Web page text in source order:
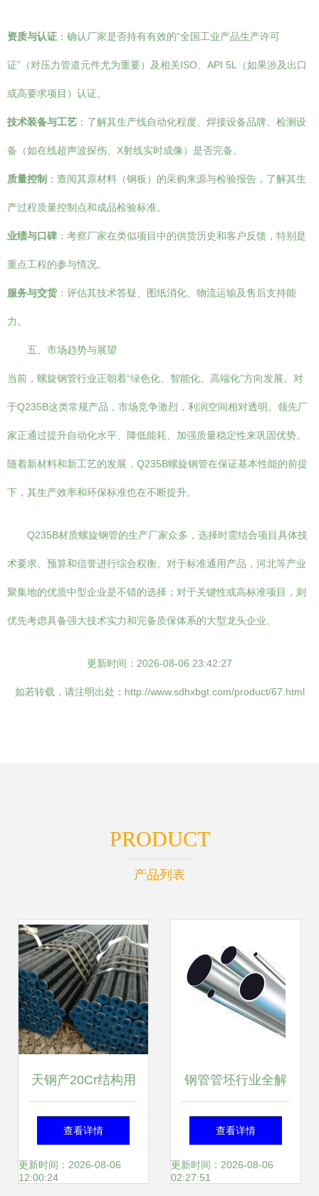
资质与认证 ：确认厂家是否持有有效的“全国工业产品生产许可
证”（对压力管道元件尤为重要）及相关ISO、API 5L（如果涉及出口
或高要求项目）认证。
技术装备与工艺 ：了解其生产线自动化程度、焊接设备品牌、检测设
备（如在线超声波探伤、X射线实时成像）是否完备。
质量控制 ：查阅其原材料（钢板）的采购来源与检验报告，了解其生
产过程质量控制点和成品检验标准。
业绩与口碑 ：考察厂家在类似项目中的供货历史和客户反馈，特别是
重点工程的参与情况。
服务与交货：评估其技术答疑、图纸消化、物流运输及售后支持能
力。
五、市场趋势与展望
当前，螺旋钢管行业正朝着“绿色化、智能化、高端化”方向发展。对
于Q235B这类常规产品，市场竞争激烈，利润空间相对透明。领先厂
家正通过提升自动化水平、降低能耗、加强质量稳定性来巩固优势。
随着新材料和新工艺的发展，Q235B螺旋钢管在保证基本性能的前提
下，其生产效率和环保标准也在不断提升。
Q235B材质螺旋钢管的生产厂家众多，选择时需结合项目具体技
术要求、预算和信誉进行综合权衡。对于标准通用产品，河北等产业
聚集地的优质中型企业是不错的选择；对于关键性或高标准项目，则
优先考虑具备强大技术实力和完备质保体系的大型龙头企业。
更新时间：2026-08-06 23:42:27
如若转载，请注明出处：http://www.sdhxbgt.com/product/67.html
PRODUCT
产品列表
天钢产20Cr结构用
无缝钢管 定制生
产，价格优势解析
查看详情
更新时间：2026-08-06
12:00:24
钢管管坯行业全解
析 生产厂家、价格
趋势与市场资源
查看详情
更新时间：2026-08-06
02:27:51